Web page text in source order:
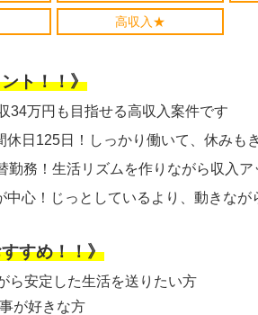
高収入★
ト！！》
34万円も目指せる高収入案件です
休日125日！しっかり働いて、休みも
勤務！生活リズムを作りながら収入
中心！じっとしているより、動きな
すめ！！》
ら安定した生活を送りたい方
が好きな方